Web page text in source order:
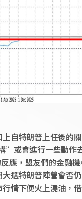
自特朗普上任後的
”或會進行一些動作
應，盟友們的金融
選特朗普陣營會否
情下便火上澆油，借